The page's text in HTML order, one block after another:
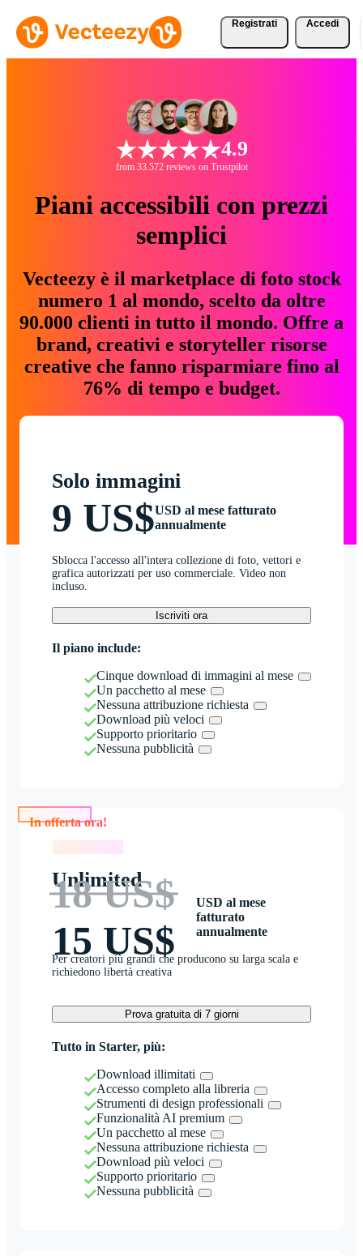
Registrati Accedi
4.9
from 33.572 reviews on Trustpilot
Piani accessibili con prezzi
semplici
Vecteezy è il marketplace di foto stock
numero 1 al mondo, scelto da oltre
90.000 clienti in tutto il mondo. Offre a
brand, creativi e storyteller risorse
creative che fanno risparmiare fino al
76% di tempo e budget.
Solo immagini
9 US$USD al mese fatturato
annualmente
Sblocca l'accesso all'intera collezione di foto, vettori e
grafica autorizzati per uso commerciale. Video non
incluso.
Iscriviti ora
Il piano include:
Cinque download di immagini al mese
Un pacchetto al mese
Nessuna attribuzione richiesta
Download più veloci
Supporto prioritario
Nessuna pubblicità
Unlimited
18 US$
15 US$
USD al mese
fatturato
annualmente
Per creatori più grandi che producono su larga scala e
richiedono libertà creativa
Prova gratuita di 7 giorni
Tutto in Starter, più:
Download illimitati
Accesso completo alla libreria
Strumenti di design professionali
Funzionalità AI premium
Un pacchetto al mese
Nessuna attribuzione richiesta
Download più veloci
Supporto prioritario
Nessuna pubblicità